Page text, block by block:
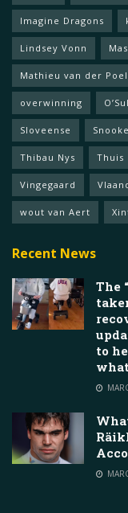
Imagine Dragons
Lindsey Vonn
Mathieu van der Poel
overwinning
Sloveense
Thibau Nys Thuis
Vingegaard
wout van Aert
Recent News
The
to